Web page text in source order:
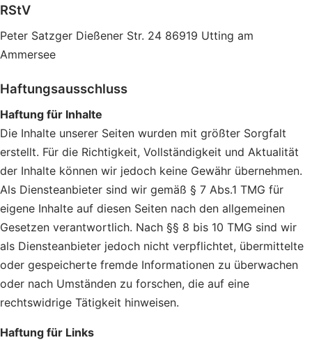
RStV
Peter Satzger Dießener Str. 24 86919 Utting am
Ammersee
Haftungsausschluss
Haftung für Inhalte
Die Inhalte unserer Seiten wurden mit größter Sorgfalt
erstellt. Für die Richtigkeit, Vollständigkeit und Aktualität
der Inhalte können wir jedoch keine Gewähr übernehmen.
Als Diensteanbieter sind wir gemäß § 7 Abs.1 TMG für
eigene Inhalte auf diesen Seiten nach den allgemeinen
Gesetzen verantwortlich. Nach §§ 8 bis 10 TMG sind wir
als Diensteanbieter jedoch nicht verpflichtet, übermittelte
oder gespeicherte fremde Informationen zu überwachen
oder nach Umständen zu forschen, die auf eine
rechtswidrige Tätigkeit hinweisen.
Haftung für Links